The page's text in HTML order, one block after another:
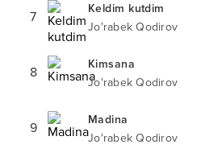
7
Keldim kutdim
Jo'rabek Qodirov
8
Kimsana
Jo'rabek Qodirov
9
Madina
Jo'rabek Qodirov